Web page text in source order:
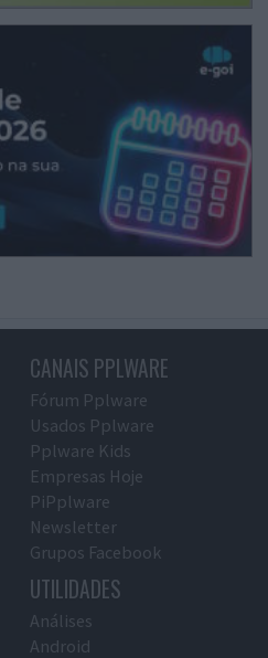
CANAIS PPLWARE
Fórum Pplware
Usados Pplware
Pplware Kids
Empresas Hoje
PiPplware
Newsletter
Grupos Facebook
UTILIDADES
Análises
Android